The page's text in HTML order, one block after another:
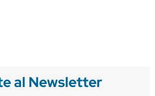
al Newsletter